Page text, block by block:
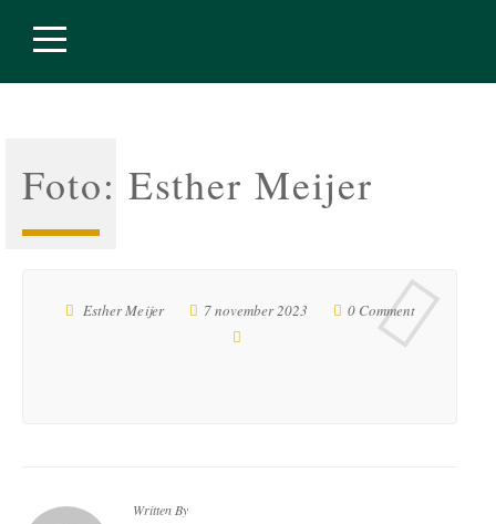
Foto: Esther Meijer
Esther Meijer 7 november 2023 0 Comment
Written By